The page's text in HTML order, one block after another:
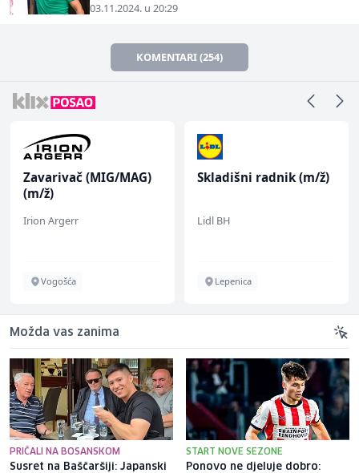
03.11.2024. u 20:29
KOMENTARI (254)
Zavarivač (MIG/MAG)
(m/ž)
Irion Argerr
Vogošća
Skladišni radnik (m/ž)
Lidl BH
Lepenica
Možda vas zanima
PRIČALI NA BOSANSKOM
Susret na Baščaršiji: Japanski
START NOVE SEZONE
Ponovo ne djeluje dobro: